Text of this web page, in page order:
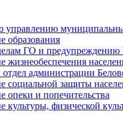
управлению
образования
ГО и
жизнеобеспечения
администрации
социальной защиты
опеки и попечительства
культуры, физической